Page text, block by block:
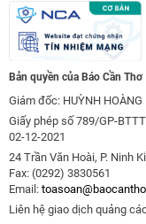
Bản quyền của Báo Cần Thơ
Giám đốc: HUỲNH HOÀNG
Giấy phép số 789/GP-
02-12-2021
24 Trần Văn Hoài, P. Ninh
Fax: (0292) 3830561
Email:
Liên hệ giao dịch quảng